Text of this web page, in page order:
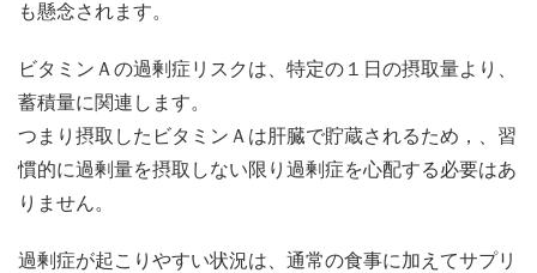
も懸念されます。
ビタミンＡの過剰症リスクは、特定の１日の摂取量より、
蓄積量に関連します。
つまり摂取したビタミンＡは肝臓で貯蔵されるため，、習
慣的に過剰量を摂取しない限り過剰症を心配する必要はあ
りません。
過剰症が起こりやすい状況は、通常の食事に加えてサプリ